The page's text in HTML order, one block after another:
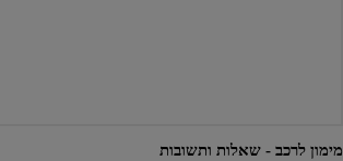
מימון לרכב - שאלות ותשובות